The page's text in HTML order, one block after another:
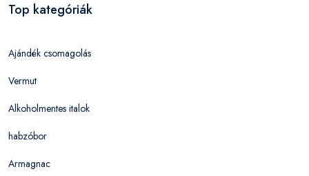
Top kategóriák
Ajándék csomagolás
Vermut
Alkoholmentes italok
habzóbor
Armagnac